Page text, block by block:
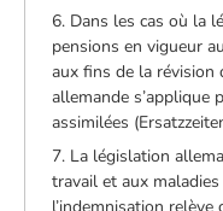
6. Dans les cas où la
pensions en vigueur
aux fins de la révision
allemande s’applique
assimilées
7. La législation
travail et aux
l’indemnisation